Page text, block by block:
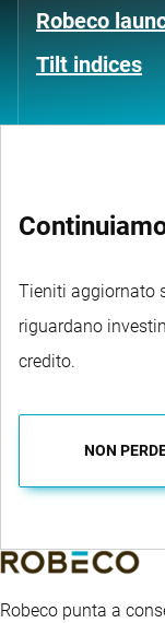
Robeco
Tilt indices
Tieniti aggiornato
riguardano
credito.
NON
Robeco punta a